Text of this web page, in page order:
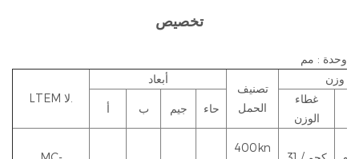
تخصيص
وحدة : مم
أبعاد
تصنيف
الحمل
وزن
أ ب جيم حاء
غطاء
الوزن
400kn